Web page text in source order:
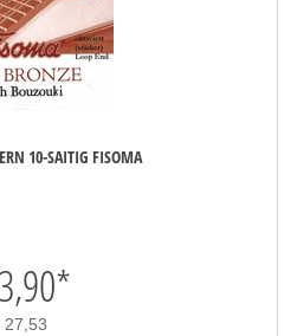
10-SAITIG FISOMA
*
27,53